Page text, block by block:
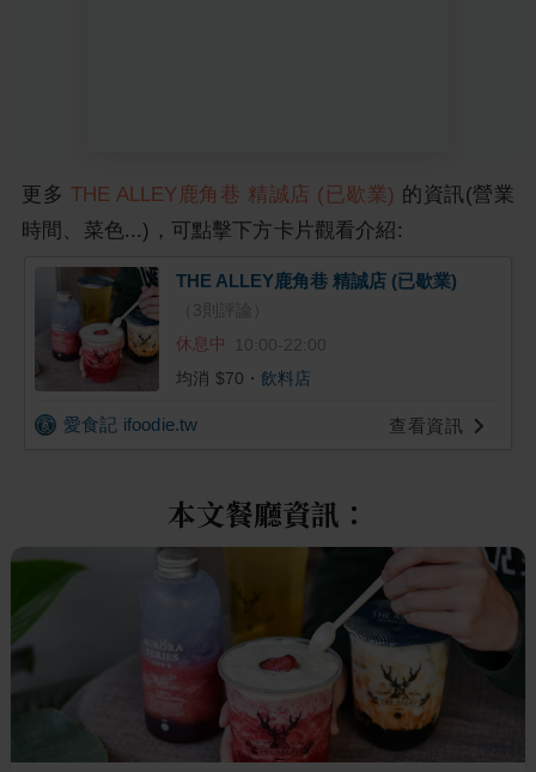
更多 THE ALLEY鹿角巷 精誠店 (已歇業) 的資訊(營業
時間、菜色...)，可點擊下方卡片觀看介紹:
THE ALLEY鹿角巷 精誠店 (已歇業)
3 則評論）
休息中
10:00-22:00
均消 $70 ・ 飲料店
愛食記 ifoodie.tw 查看資訊
本文餐廳資訊：